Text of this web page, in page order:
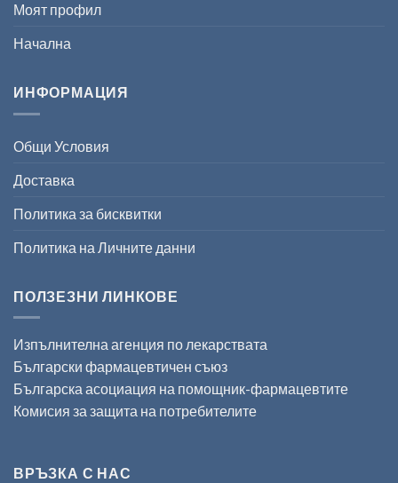
Моят профил
Начална
ИНФОРМАЦИЯ
Общи Условия
Доставка
Политика за бисквитки
Политика на Личните данни
ПОЛЗЕЗНИ ЛИНКОВЕ
Изпълнителна агенция по лекарствата
Български фармацевтичен съюз
Българска асоциация на помощник-фармацевтите
Комисия за защита на потребителите
ВРЪЗКА С НАС